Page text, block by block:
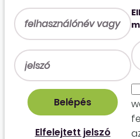
Elfelejtett jelszó